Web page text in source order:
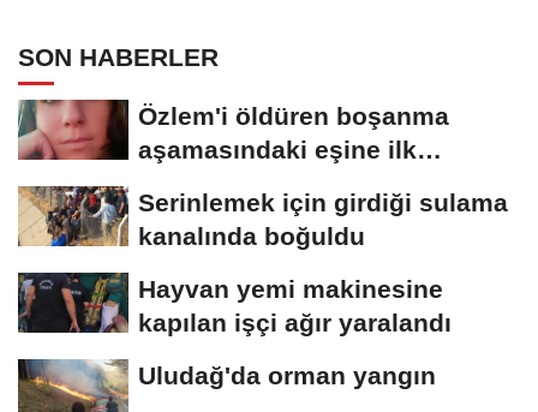
SON HABERLER
Özlem'i öldüren boşanma
aşamasındaki eşine ilk
Serinlemek için girdiği sulama
kanalında boğuldu
Hayvan yemi makinesine
kapılan işçi ağır yaralandı
Uludağ'da orman yangın